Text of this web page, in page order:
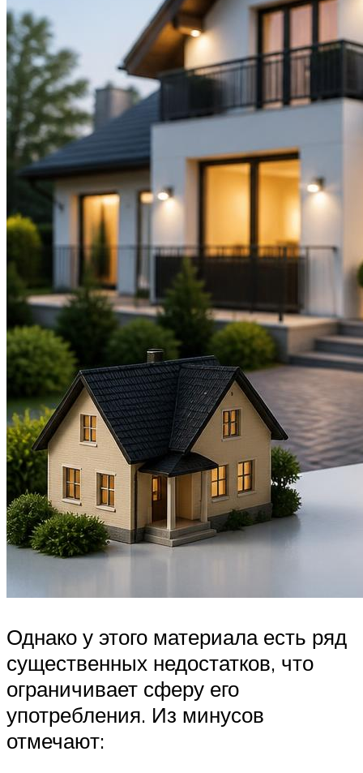
Однако у этого материала есть ряд
существенных недостатков, что
ограничивает сферу его
употребления. Из минусов
отмечают: